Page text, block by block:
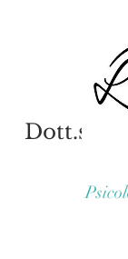
Dott.ssa